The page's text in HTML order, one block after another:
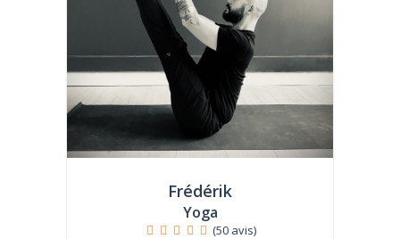
Frédérik
Yoga
(50 avis)